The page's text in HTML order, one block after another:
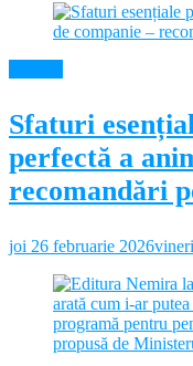
Sfaturi
perfectă a
recomandări
joi 26 februarie 2026